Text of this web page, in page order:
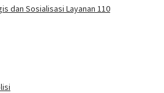
dan Sosialisasi Layanan 110